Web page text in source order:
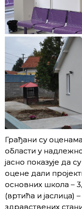
Грађани су
области у
јасно показује да
оцене дали
основних школа –
(вртића и јаслица)
здравствених